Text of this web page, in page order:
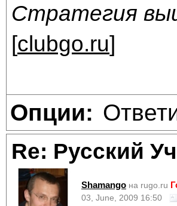
Стратегия
[clubgo.ru]
Опции:
Re: Русский
Shamango на rugo.ru
03, June, 2009 16:50